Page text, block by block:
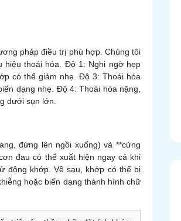
pháp điều trị phù hợp. Chúng tôi
hiệu thoái hóa. Độ 1: Nghi ngờ hẹp
có thể giảm nhẹ. Độ 3: Thoái hóa
dạng nhẹ. Độ 4: Thoái hóa nặng,
dưới sụn lớn.
đứng lên ngồi xuống) và **cứng
đau có thể xuất hiện ngay cả khi
động khớp. Về sau, khớp có thể bị
hoặc biến dạng thành hình chữ